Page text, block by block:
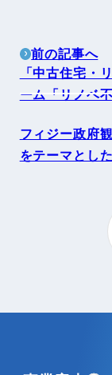
前の記事へ
「中古住宅・
ーム「リノベ
フィジー政府
をテーマとし